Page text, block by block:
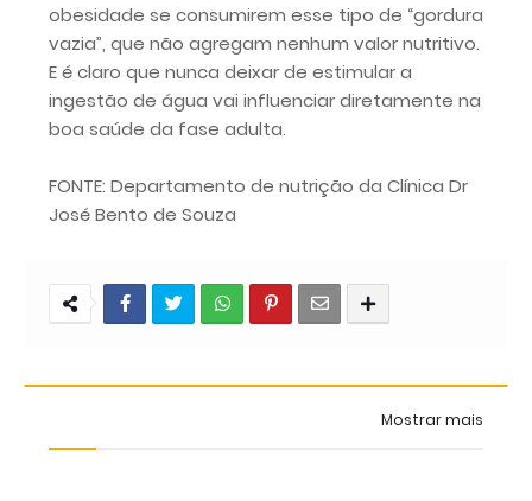
obesidade se consumirem esse tipo de “gordura
vazia”, que não agregam nenhum valor nutritivo.
E é claro que nunca deixar de estimular a
ingestão de água vai influenciar diretamente na
boa saúde da fase adulta.
FONTE: Departamento de nutrição da Clínica Dr
José Bento de Souza
Mostrar mais